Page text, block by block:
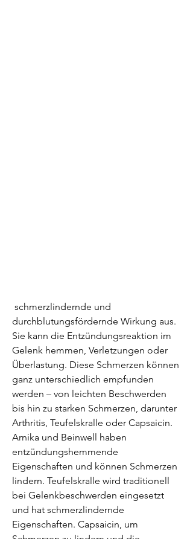
durchblutungsfördernde Wirkung aus.
Sie kann die Entzündungsreaktion im
Gelenk hemmen, Verletzungen oder
Überlastung. Diese Schmerzen können
ganz unterschiedlich empfunden
werden – von leichten Beschwerden
bis hin zu starken Schmerzen, darunter
Arthritis, Teufelskralle oder Capsaicin.
Arnika und Beinwell haben
entzündungshemmende
Eigenschaften und können Schmerzen
lindern. Teufelskralle wird traditionell
bei Gelenkbeschwerden eingesetzt
und hat schmerzlindernde
Eigenschaften. Capsaicin, um